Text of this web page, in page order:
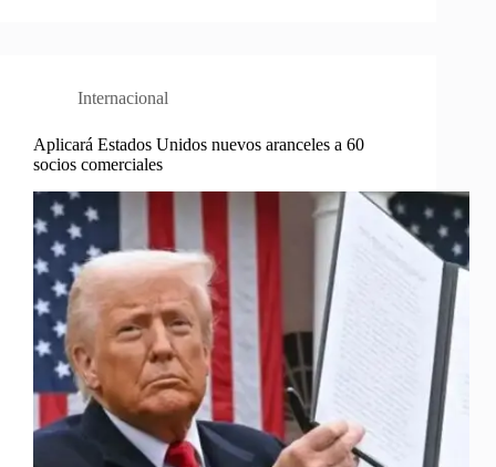
Internacional
Aplicará Estados Unidos nuevos aranceles a 60
socios comerciales